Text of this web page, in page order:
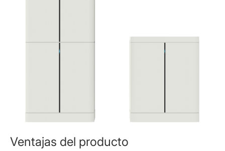
Ventajas del producto